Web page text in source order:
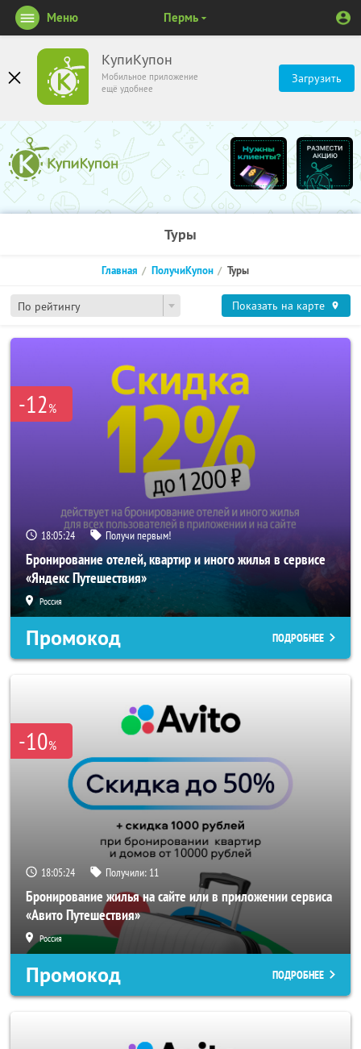
КупиКупон
Мобильное приложение
ещё удобнее
Загрузить
Меню Пермь
Туры
По рейтингу
Главная ПолучиКупон Туры
Показать на карте
-12%
18:05:23 Получи первым!
Бронирование отелей, квартир и иного жилья в сервисе
«Яндекс Путешествия»
Россия
Промокод ПОДРОБНЕЕ
-10%
18:05:23 Получили: 11
Бронирование жилья на сайте или в приложении сервиса
«Авито Путешествия»
Россия
Промокод ПОДРОБНЕЕ